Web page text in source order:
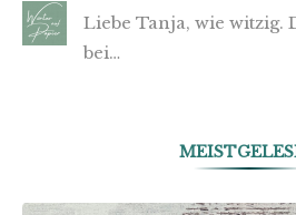
Liebe Tanja, wie witzig.
bei…